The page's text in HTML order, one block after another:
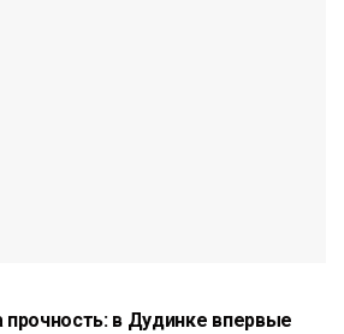
прочность: в Дудинке впервые